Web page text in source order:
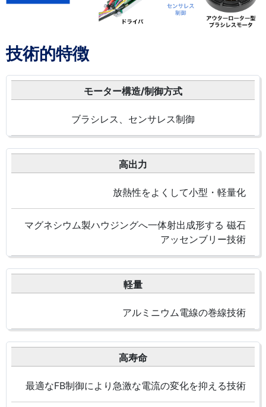
技術的特徴
モーター構造/制御方式
ブラシレス、センサレス制御
高出力
放熱性をよくして小型・軽量化
マグネシウム製ハウジングへ一体射出成形する 磁石
アッセンブリー技術
軽量
アルミニウム電線の巻線技術
高寿命
最適なFB制御により急激な電流の変化を抑える技術